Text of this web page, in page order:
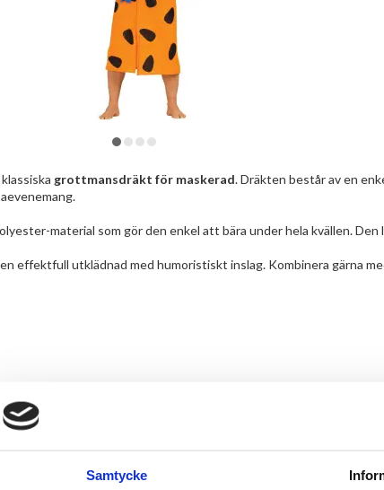
Samtycke
grottmansdräkt för maskerad. Dräkten består av en
material som gör den enkel att bära under hela kvällen.
effektfull utklädnad med humoristiskt inslag. Kombinera gärna
maila